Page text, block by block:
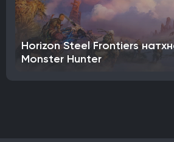
Horizon Steel Frontiers
Monster Hunter